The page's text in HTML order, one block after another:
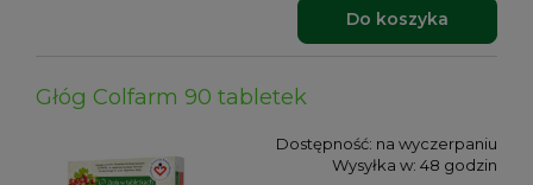
Do koszyka
Głóg Colfarm 90 tabletek
Dostępność: na wyczerpaniu
Wysyłka w: 48 godzin